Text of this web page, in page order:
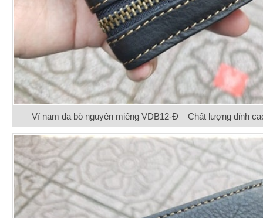
Ví nam da bò nguyên miếng VDB12-Đ – Chất lượng đỉnh